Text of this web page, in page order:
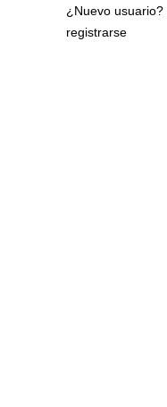
¿Nuevo usuario?
registrarse